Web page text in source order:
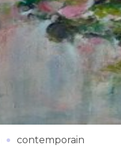
· contemporain